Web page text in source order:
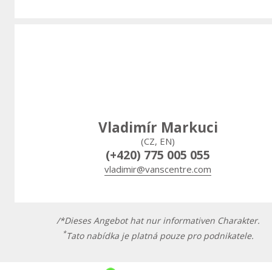
Vladimír Markuci
(CZ, EN)
(+420) 775 005 055
vladimir@vanscentre.com
/*Dieses Angebot hat nur informativen Charakter.
*Tato nabídka je platná pouze pro podnikatele.